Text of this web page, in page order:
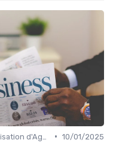
• 10/01/2025